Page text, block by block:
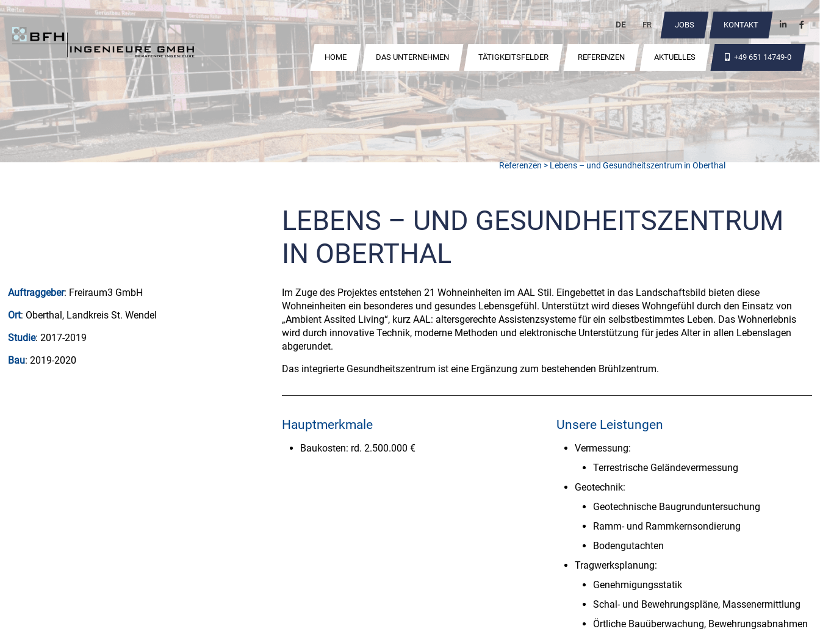
DE FR JOBS KONTAKT
HOME DAS UNTERNEHMEN TÄTIGKEITSFELDER REFERENZEN AKTUELLES +49 651 14749-0
Referenzen> Lebens – und Gesundheitszentrum in Oberthal
Auftraggeber: Freiraum3 GmbH
Ort: Oberthal, Landkreis St. Wendel
Studie: 2017-2019
Bau: 2019-2020
LEBENS – UND GESUNDHEITSZENTRUM
IN OBERTHAL
Im Zuge des Projektes entstehen 21 Wohneinheiten im AAL Stil. Eingebettet in das Landschaftsbild bieten diese
Wohneinheiten ein besonderes und gesundes Lebensgefühl. Unterstützt wird dieses Wohngefühl durch den Einsatz von
„Ambient Assited Living“, kurz AAL: altersgerechte Assistenzsysteme für ein selbstbestimmtes Leben. Das Wohnerlebnis
wird durch innovative Technik, moderne Methoden und elektronische Unterstützung für jedes Alter in allen Lebenslagen
abgerundet.
Das integrierte Gesundheitszentrum ist eine Ergänzung zum bestehenden Brühlzentrum.
Hauptmerkmale
Baukosten: rd. 2.500.000 €
Unsere Leistungen
Vermessung:
Terrestrische Geländevermessung
Geotechnik:
Geotechnische Baugrunduntersuchung
Ramm- und Rammkernsondierung
Bodengutachten
Tragwerksplanung:
Genehmigungsstatik
Schal- und Bewehrungspläne, Massenermittlung
Örtliche Bauüberwachung, Bewehrungsabnahmen